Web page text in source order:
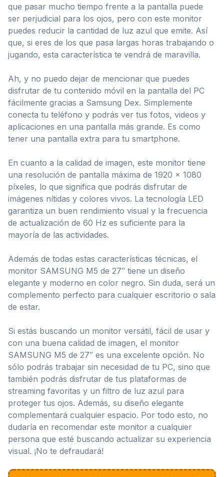
que pasar mucho tiempo frente a la pantalla puede
ser perjudicial para los ojos, pero con este monitor
puedes reducir la cantidad de luz azul que emite. Así
que, si eres de los que pasa largas horas trabajando o
jugando, esta característica te vendrá de maravilla.
Ah, y no puedo dejar de mencionar que puedes
disfrutar de tu contenido móvil en la pantalla del PC
fácilmente gracias a Samsung Dex. Simplemente
conecta tu teléfono y podrás ver tus fotos, videos y
aplicaciones en una pantalla más grande. Es como
tener una pantalla extra para tu smartphone.
En cuanto a la calidad de imagen, este monitor tiene
una resolución de pantalla máxima de 1920 x 1080
píxeles, lo que significa que podrás disfrutar de
imágenes nítidas y colores vivos. La tecnología LED
garantiza un buen rendimiento visual y la frecuencia
de actualización de 60 Hz es suficiente para la
mayoría de las actividades.
Además de todas estas características técnicas, el
monitor SAMSUNG M5 de 27″ tiene un diseño
elegante y moderno en color negro. Sin duda, será un
complemento perfecto para cualquier escritorio o sala
de estar.
Si estás buscando un monitor versátil, fácil de usar y
con una buena calidad de imagen, el monitor
SAMSUNG M5 de 27″ es una excelente opción. No
sólo podrás trabajar sin necesidad de tu PC, sino que
también podrás disfrutar de tus plataformas de
streaming favoritas y un filtro de luz azul para
proteger tus ojos. Además, su diseño elegante
complementará cualquier espacio. Por todo esto, no
dudaría en recomendar este monitor a cualquier
persona que esté buscando actualizar su experiencia
visual. ¡No te defraudará!